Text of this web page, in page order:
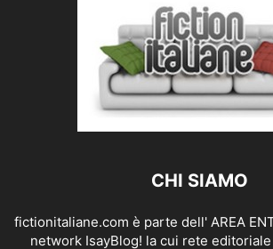
CHI SIAMO
fictionitaliane.com è parte dell' AREA
network IsayBlog! la cui rete